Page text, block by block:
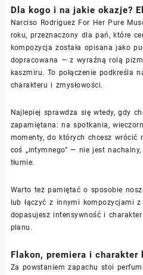
Dla kogo i na jakie okazje?
Narciso Rodriguez For Her Pure
roku, przeznaczony dla pań, które
kompozycja została opisana jako
dopracowana — z wyraźną rolą
kaszmiru. To połączenie podkreśla
charakteru i zmysłowości.
Najlepiej sprawdza się wtedy, gdy
zapamiętana: na spotkania,
momenty, do których chcesz wrócić
coś „intymnego” — nie jest
tłumie.
Warto też pamiętać o sposobie
lub łączyć z innymi kompozycjami
dopasujesz intensywność i
planu.
Flakon, premiera i charakter
Za powstaniem zapachu stoi